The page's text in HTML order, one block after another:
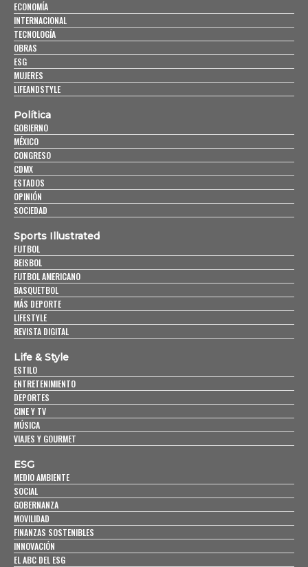
ECONOMÍA
INTERNACIONAL
TECNOLOGÍA
OBRAS
ESG
MUJERES
LIFEANDSTYLE
Política
GOBIERNO
MÉXICO
CONGRESO
CDMX
ESTADOS
OPINIÓN
SOCIEDAD
Sports Illustrated
FUTBOL
BEISBOL
FUTBOL AMERICANO
BASQUETBOL
MÁS DEPORTE
LIFESTYLE
REVISTA DIGITAL
Life & Style
ESTILO
ENTRETENIMIENTO
DEPORTES
CINE Y TV
MÚSICA
VIAJES Y GOURMET
ESG
MEDIO AMBIENTE
SOCIAL
GOBERNANZA
MOVILIDAD
FINANZAS SOSTENIBLES
INNOVACIÓN
EL ABC DEL ESG